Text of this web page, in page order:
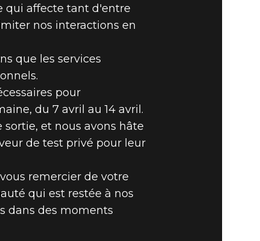
BUY
GAME
DE
qui affecte tant d'entre
nos interactions en
que les services
pour
du 7 avril au 14 avril.
et nous avons hâte
de test privé pour leur
remercier de votre
qui est restée à nos
dans des moments